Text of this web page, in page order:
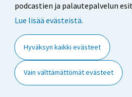
podcastien ja palautepalvelun
Lue lisää evästeistä.
Hyväksyn kaikki evästeet
Vain välttämättömät evästeet
Saavutettavuus
Tietoa sivustosta
Evästeasetukset